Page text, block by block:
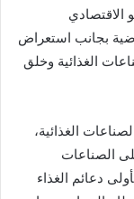
الاقتصادي
بجانب استعراض
الغذائية وخلق
الغذائية،
الصناعات
دعائم الغذاء